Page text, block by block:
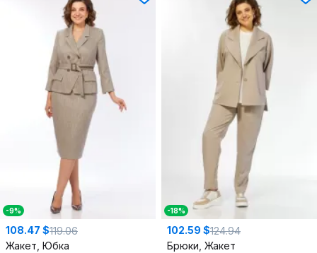
-9%
108.47 $119.06
Жакет, Юбка
-18%
102.59 $124.94
Брюки, Жакет